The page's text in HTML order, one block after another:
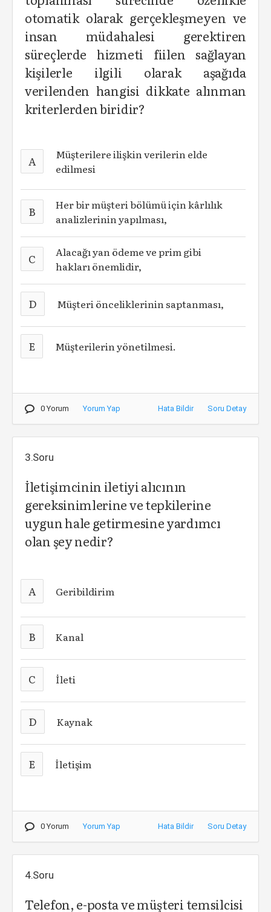
otomatik olarak gerçekleşmeyen ve
insan müdahalesi gerektiren
süreçlerde hizmeti fiilen sağlayan
kişilerle ilgili olarak aşağıda
verilenden hangisi dikkate alınman
kriterlerden biridir?
A
Müşterilere ilişkin verilerin elde
edilmesi
B
Her bir müşteri bölümü için kârlılık
analizlerinin yapılması,
C
Alacağı yan ödeme ve prim gibi
hakları önemlidir,
D Müşteri önceliklerinin saptanması,
E Müşterilerin yönetilmesi.
0 Yorum Yorum Yap Hata Bildir Soru Detay
3.Soru
İletişimcinin iletiyi alıcının
gereksinimlerine ve tepkilerine
uygun hale getirmesine yardımcı
olan şey nedir?
A Geribildirim
B Kanal
C İleti
D Kaynak
E İletişim
0 Yorum Yorum Yap Hata Bildir Soru Detay
4.Soru
Telefon, e-posta ve müşteri temsilcisi